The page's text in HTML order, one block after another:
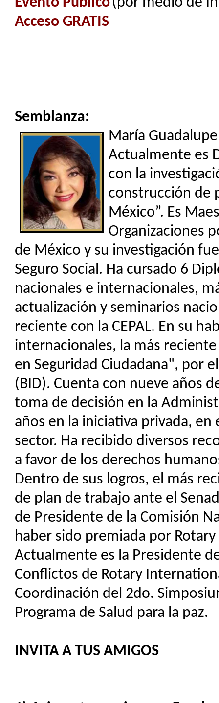
Acceso GRATIS
Semblanza:
María
Actualmente es
con la
construcción de
México”. Es
Organizaciones
de México y su investigación
Seguro Social. Ha cursado 6
nacionales e internacionales,
actualización y seminarios
reciente con la CEPAL. En su
internacionales, la más
en Seguridad Ciudadana", por
(BID). Cuenta con nueve años
toma de decisión en la
años en la iniciativa privada,
sector. Ha recibido diversos
a favor de los derechos
Dentro de sus logros, el más
de plan de trabajo ante el
de Presidente de la Comisión
haber sido premiada por
Actualmente es la Presidente
Conflictos de Rotary
Coordinación del 2do.
Programa de Salud para la paz.
INVITA A TUS AMIGOS